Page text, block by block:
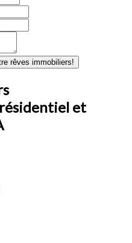
rêves immobiliers!
et